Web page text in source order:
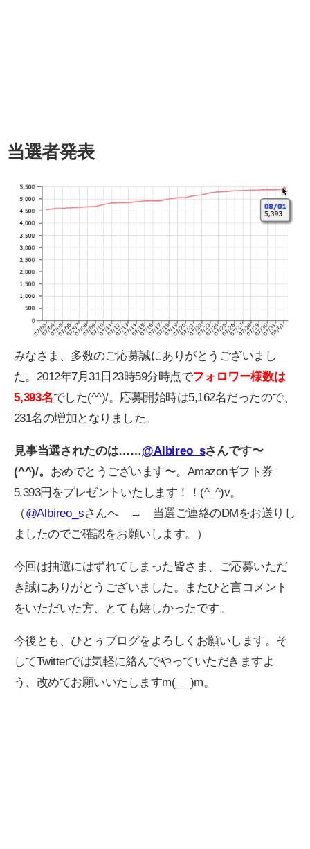
当選者発表
みなさま、多数のご応募誠にありがとうございまし
た。2012年7月31日23時59分時点でフォロワー様数は
5,393名でした(^^)/。応募開始時は5,162名だったので、
231名の増加となりました。
見事当選されたのは……@Albireo_sさんです〜
(^^)/。 おめでとうございます〜。Amazonギフト券
5,393円をプレゼントいたします！！(^_^)v。
（@Albireo_sさんへ → 当選ご連絡のDMをお送りし
ましたのでご確認をお願いします。）
今回は抽選にはずれてしまった皆さま、ご応募いただ
き誠にありがとうございました。またひと言コメント
をいただいた方、とても嬉しかったです。
今後とも、ひとぅブログをよろしくお願いします。そ
してTwitterでは気軽に絡んでやっていただきますよ
う、改めてお願いいたしますm(_ _)m。